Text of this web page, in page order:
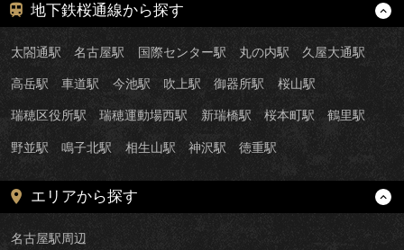
地下鉄桜通線から探す
太閤通駅 名古屋駅 国際センター駅 丸の内駅 久屋大通駅
高岳駅 車道駅 今池駅 吹上駅 御器所駅 桜山駅
瑞穂区役所駅 瑞穂運動場西駅 新瑞橋駅 桜本町駅 鶴里駅
野並駅 鳴子北駅 相生山駅 神沢駅 徳重駅
エリアから探す
名古屋駅周辺